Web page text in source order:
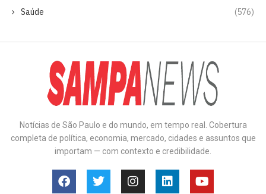
Saúde
(576)
Notícias de São Paulo e do mundo, em tempo real. Cobertura
completa de política, economia, mercado, cidades e assuntos que
importam — com contexto e credibilidade.